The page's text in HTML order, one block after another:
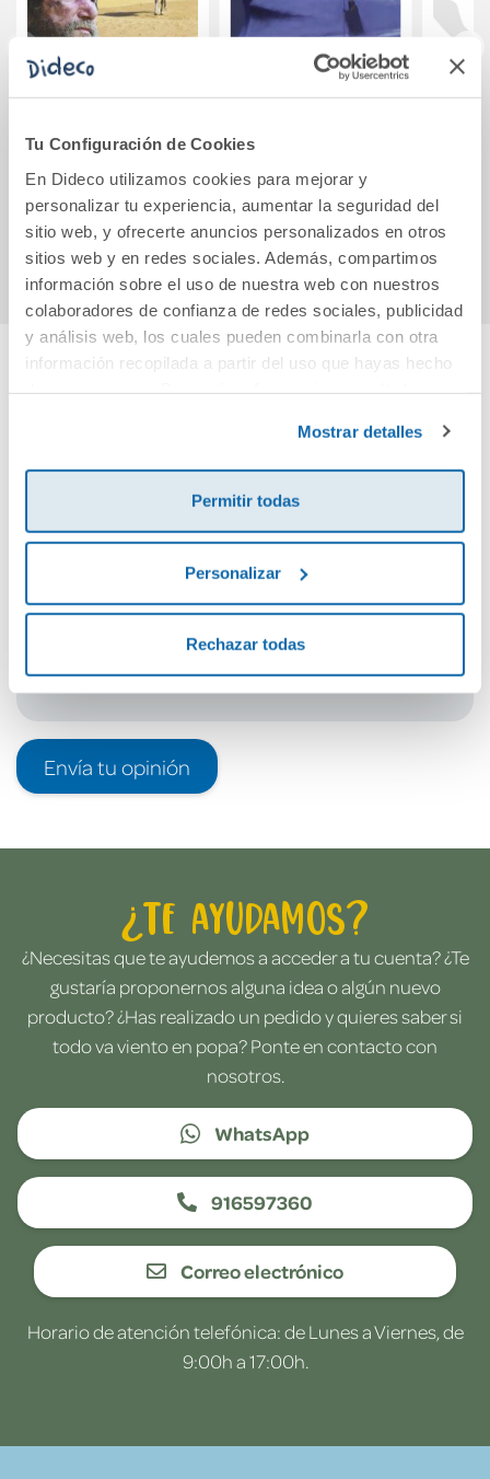
Tu Configuración de Cookies
En Dideco utilizamos cookies para mejorar y
personalizar tu experiencia, aumentar la seguridad del
sitio web, y ofrecerte anuncios personalizados en otros
sitios web y en redes sociales. Además, compartimos
información sobre el uso de nuestra web con nuestros
colaboradores de confianza de redes sociales, publicidad
y análisis web, los cuales pueden combinarla con otra
información recopilada a partir del uso que hayas hecho
Mostrar detalles
Permitir todas
Personalizar
Rechazar todas
Desert (ESO 3).
11,45€
Comprar
12,70€
Comprar
Cuéntanos tu opinión
Debes iniciar sesión para poder valorarlo
Envía tu opinión
¿Te ayudamos?
¿Necesitas que te ayudemos a acceder a tu cuenta? ¿Te
gustaría proponernos alguna idea o algún nuevo
producto? ¿Has realizado un pedido y quieres saber si
todo va viento en popa? Ponte en contacto con
nosotros.
WhatsApp
916597360
Correo electrónico
Horario de atención telefónica: de Lunes a Viernes, de
9:00h a 17:00h.